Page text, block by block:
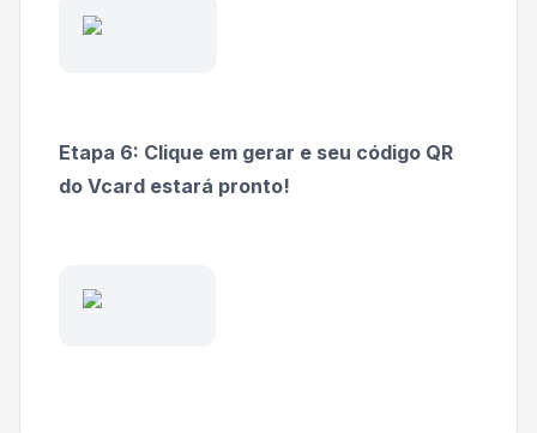
Etapa 6: Clique em gerar e seu código QR
do Vcard estará pronto!